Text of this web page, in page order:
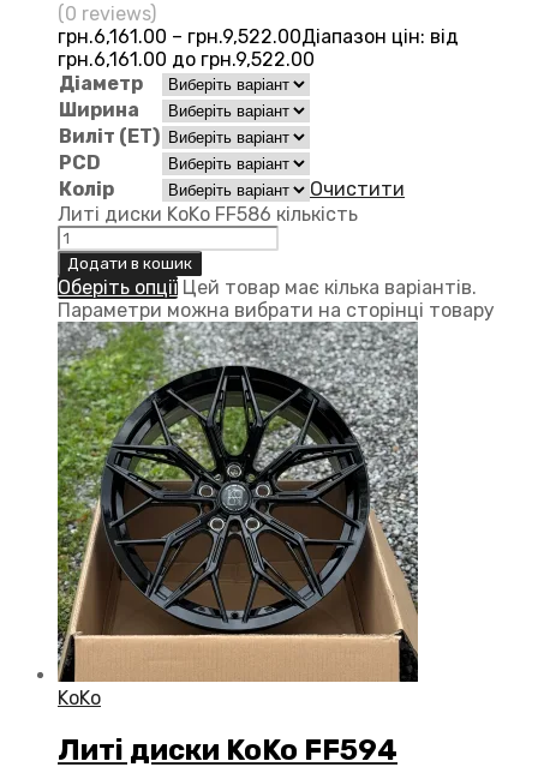
(0 reviews)
грн.6,161.00 – грн.9,522.00Діапазон цін: від
грн.6,161.00 до грн.9,522.00
Діаметр
Ширина
Виліт (ЕТ)
PCD
Колір
Очистити
Литі диски KoKo FF586 кількість
Додати в кошик
Оберіть опції Цей товар має кілька варіантів.
Параметри можна вибрати на сторінці товару
KoKo
Литі диски KoKo FF594